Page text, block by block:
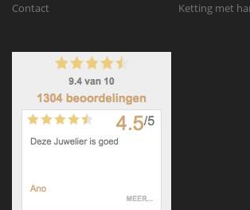
Contact
Ketting met